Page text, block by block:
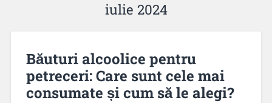
iulie 2024
Băuturi alcoolice pentru
petreceri: Care sunt cele mai
consumate și cum să le alegi?